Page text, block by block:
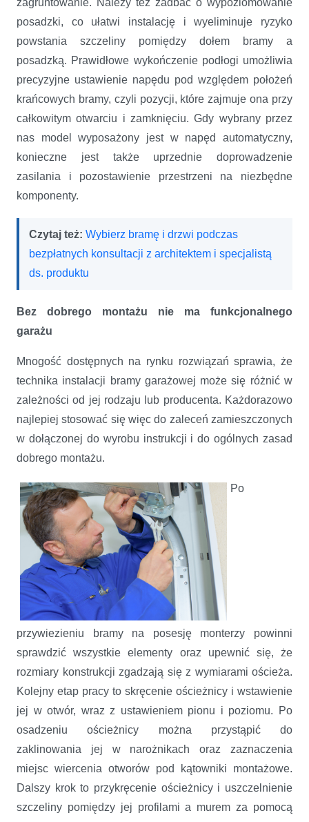
posadzki, co ułatwi instalację i wyeliminuje ryzyko
powstania szczeliny pomiędzy dołem bramy a
posadzką. Prawidłowe wykończenie podłogi umożliwia
precyzyjne ustawienie napędu pod względem położeń
krańcowych bramy, czyli pozycji, które zajmuje ona przy
całkowitym otwarciu i zamknięciu. Gdy wybrany przez
nas model wyposażony jest w napęd automatyczny,
konieczne jest także uprzednie doprowadzenie
zasilania i pozostawienie przestrzeni na niezbędne
komponenty.
Czytaj też: Wybierz bramę i drzwi podczas
bezpłatnych konsultacji z architektem i specjalistą
ds. produktu
Bez dobrego montażu nie ma funkcjonalnego
garażu
Mnogość dostępnych na rynku rozwiązań sprawia, że
technika instalacji bramy garażowej może się różnić w
zależności od jej rodzaju lub producenta. Każdorazowo
najlepiej stosować się więc do zaleceń zamieszczonych
w dołączonej do wyrobu instrukcji i do ogólnych zasad
dobrego montażu.
Po
przywiezieniu bramy na posesję monterzy powinni
sprawdzić wszystkie elementy oraz upewnić się, że
rozmiary konstrukcji zgadzają się z wymiarami ościeża.
Kolejny etap pracy to skręcenie ościeżnicy i wstawienie
jej w otwór, wraz z ustawieniem pionu i poziomu. Po
osadzeniu ościeżnicy można przystąpić do
zaklinowania jej w narożnikach oraz zaznaczenia
miejsc wiercenia otworów pod kątowniki montażowe.
Dalszy krok to przykręcenie ościeżnicy i uszczelnienie
szczeliny pomiędzy jej profilami a murem za pomocą